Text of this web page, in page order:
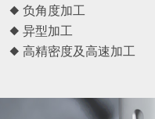
◆ 负角度加工
◆ 异型加工
◆ 高精密度及高速加工